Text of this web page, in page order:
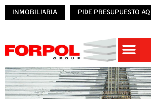
INMOBILIARIA PIDE PRESUPUESTO